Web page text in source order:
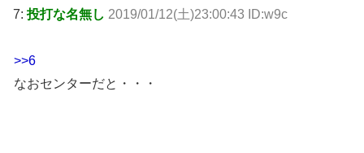
7:投打な名無し 2019/01/12(土)23:00:43 ID:w9c
>>6
なおセンターだと・・・